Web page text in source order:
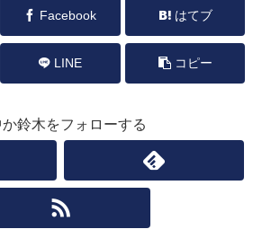
Facebook はてブ
LINE コピー
か鈴木をフォローする